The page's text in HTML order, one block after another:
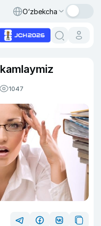
O‘zbekcha
1047